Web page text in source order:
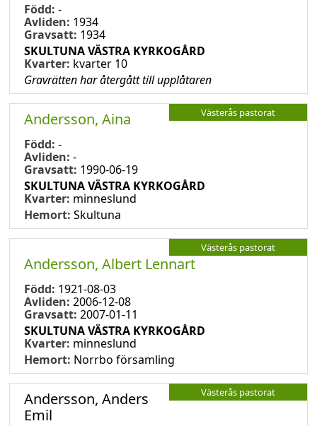
Född: -
Avliden: 1934
Gravsatt: 1934
SKULTUNA VÄSTRA KYRKOGÅRD
Kvarter: kvarter 10
Gravrätten har återgått till upplåtaren
Västerås pastorat
Andersson, Aina
Född: -
Avliden: -
Gravsatt: 1990-06-19
SKULTUNA VÄSTRA KYRKOGÅRD
Kvarter: minneslund
Hemort: Skultuna
Västerås pastorat
Andersson, Albert Lennart
Född: 1921-08-03
Avliden: 2006-12-08
Gravsatt: 2007-01-11
SKULTUNA VÄSTRA KYRKOGÅRD
Kvarter: minneslund
Hemort: Norrbo församling
Västerås pastorat
Andersson, Anders
Emil